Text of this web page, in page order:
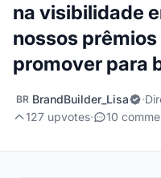
na visibilidade
nossos
promover para
BR BrandBuilder_Lisa ·
127 upvotes· 10